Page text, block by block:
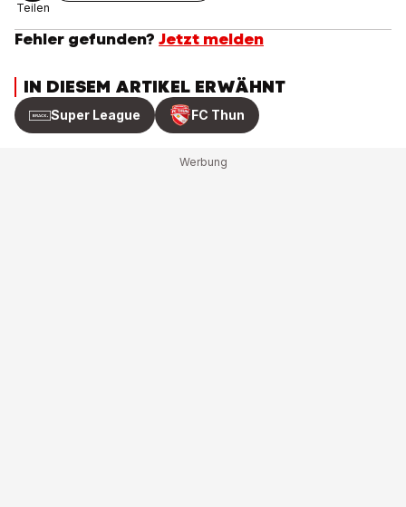
Teilen
Fehler gefunden? Jetzt melden
IN DIESEM ARTIKEL ERWÄHNT
Super League FC Thun